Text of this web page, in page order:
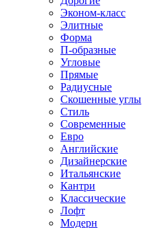
Эконом-класс
Элитные
Форма
П-образные
Угловые
Прямые
Радиусные
Скошенные углы
Стиль
Современные
Евро
Английские
Дизайнерские
Итальянские
Кантри
Классические
Лофт
Модерн